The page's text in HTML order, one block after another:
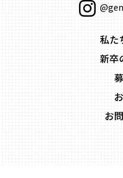
私た
新卒
お